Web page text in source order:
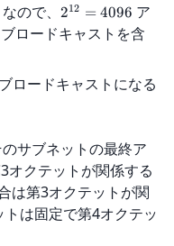
ので、 212 = 4096 ア
ロードキャストを含
ロードキャストになる
サブネットの最終ア
オクテットが関係する
は第3オクテットが関
は固定で第4オクテッ